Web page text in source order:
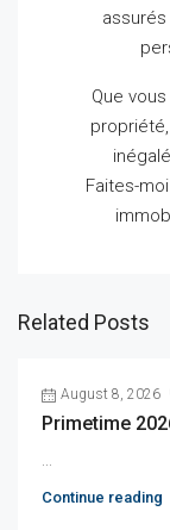
Que
Faites-
Related Posts
August 8, 2026
Primetime
...
Continue reading